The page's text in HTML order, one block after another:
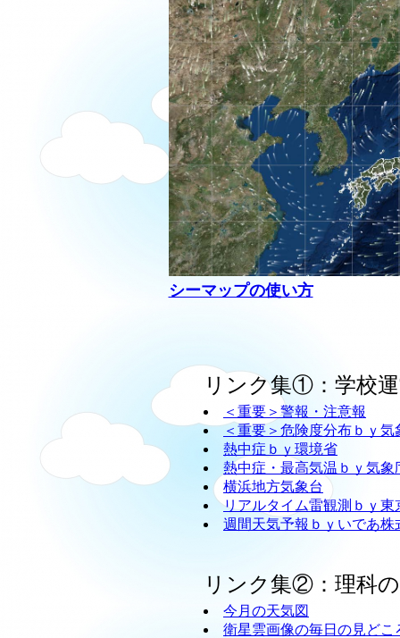
シーマップの使い方
リンク集①：学校
＜重要＞警報・注意報
＜重要＞危険度分布ｂｙ気
熱中症ｂｙ環境省
熱中症・最高気温ｂｙ気象
横浜地方気象台
リアルタイム雷観測ｂｙ東
週間天気予報ｂｙいであ株
リンク集②：理科
今月の天気図
衛星雲画像の毎日の見どこ